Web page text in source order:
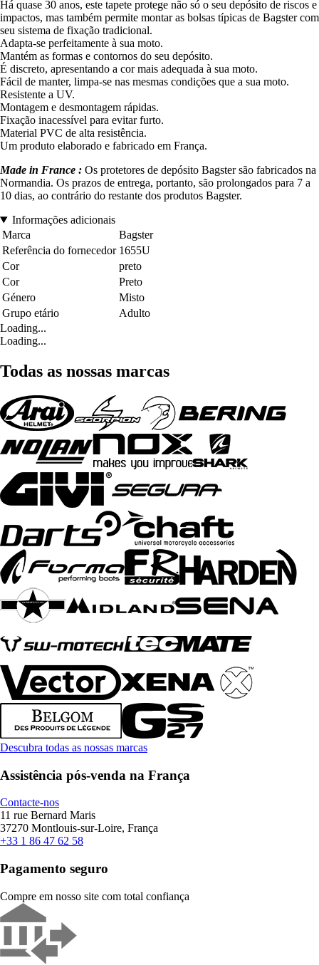
Há quase 30 anos, este tapete protege não só o seu depósito de riscos e
impactos, mas também permite montar as bolsas típicas de Bagster com
seu sistema de fixação tradicional.
Adapta-se perfeitamente à sua moto.
Mantém as formas e contornos do seu depósito.
É discreto, apresentando a cor mais adequada à sua moto.
Fácil de manter, limpa-se nas mesmas condições que a sua moto.
Resistente a UV.
Montagem e desmontagem rápidas.
Fixação inacessível para evitar furto.
Material PVC de alta resistência.
Um produto elaborado e fabricado em França.
Made in France : Os protetores de depósito Bagster são fabricados na
Normandia. Os prazos de entrega, portanto, são prolongados para 7 a
10 dias, ao contrário do restante dos produtos Bagster.
Informações adicionais
Marca
Bagster
Referência do fornecedor 1655U
Cor
preto
Cor
Preto
Género
Misto
Grupo etário
Adulto
Loading...
Loading...
Todas as nossas marcas
Descubra todas as nossas marcas
Assistência pós-venda na França
Contacte-nos
11 rue Bernard Maris
37270 Montlouis-sur-Loire, França
+33 1 86 47 62 58
Pagamento seguro
Compre em nosso site com total confiança